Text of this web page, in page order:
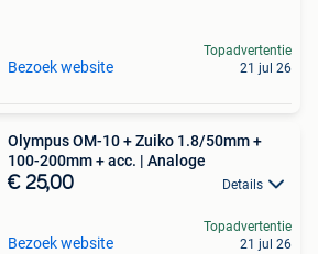
Bezoek website
Topadvertentie
21 jul 26
Olympus OM-10 + Zuiko 1.8/50mm +
100-200mm + acc. | Analoge
€ 25,00 Details
Bezoek website
Topadvertentie
21 jul 26